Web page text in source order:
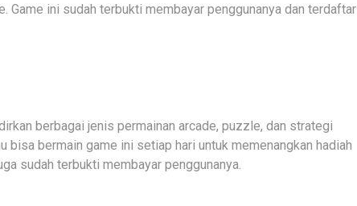
Game ini sudah terbukti membayar penggunanya dan terdaftar
berbagai jenis permainan arcade, puzzle, dan strategi
bisa bermain game ini setiap hari untuk memenangkan hadiah
sudah terbukti membayar penggunanya.